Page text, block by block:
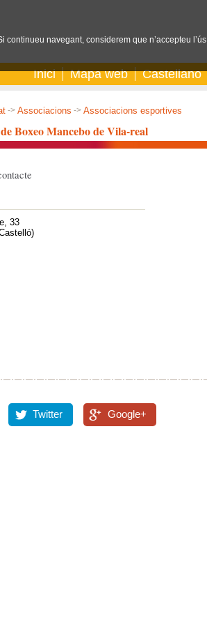
Inici Mapa web Castellano
-> Associacions -> Associacions esportives
Boxeo Mancebo de Vila-real
33
Twitter Google+
navegant, considerem que n’accepteu l’ús.